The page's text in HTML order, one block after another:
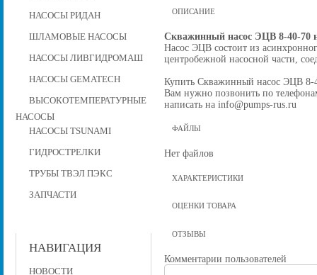
НАСОСЫ РИДАН
ШЛАМОВЫЕ НАСОСЫ
НАСОСЫ ЛИВГИДРОМАШ
НАСОСЫ GEMATECH
ВЫСОКОТЕМПЕРАТУРНЫЕ
НАСОСЫ
НАСОСЫ TSUNAMI
ГИДРОСТРЕЛКИ
ТРУБЫ ТВЭЛ ПЭКС
ЗАПЧАСТИ
НАВИГАЦИЯ
НОВОСТИ
ОПИСАНИЕ
Скважинный насос ЭЦВ 8-40-70
Насос ЭЦВ состоит из
центробежной наcосной части,
Купить Скважинный насос ЭЦВ 8-
Вам нужно позвонить по
написать на info@pumps-rus.ru
ФАЙЛЫ
Нет файлов
ХАРАКТЕРИСТИКИ
ОЦЕНКИ ТОВАРА
ОТЗЫВЫ
Комментарии пользователей